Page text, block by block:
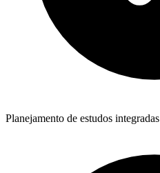
Planejamento de estudos integradas